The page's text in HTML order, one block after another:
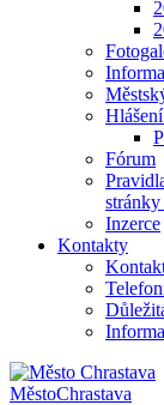
Fórum
stránky
Inzerce
Kontakty
MěstoChrastava